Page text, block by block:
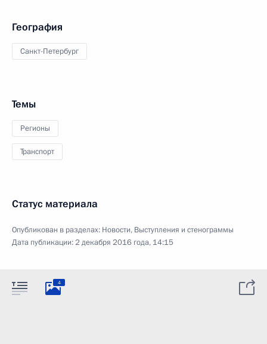
География
Санкт-Петербург
Темы
Регионы
Транспорт
Статус материала
Опубликован в разделах: Новости, Выступления и стенограммы
Дата публикации:2 декабря 2016 года, 14:15
4